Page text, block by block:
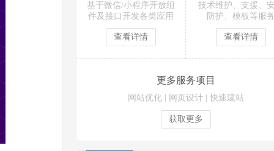
基于微信/小程序开放组
件及接口开发各类应用
查看详情
技术维护、支援、
防护、模板等服
查看详情
更多服务项目
网站优化 网页设计 快速建站
获取更多